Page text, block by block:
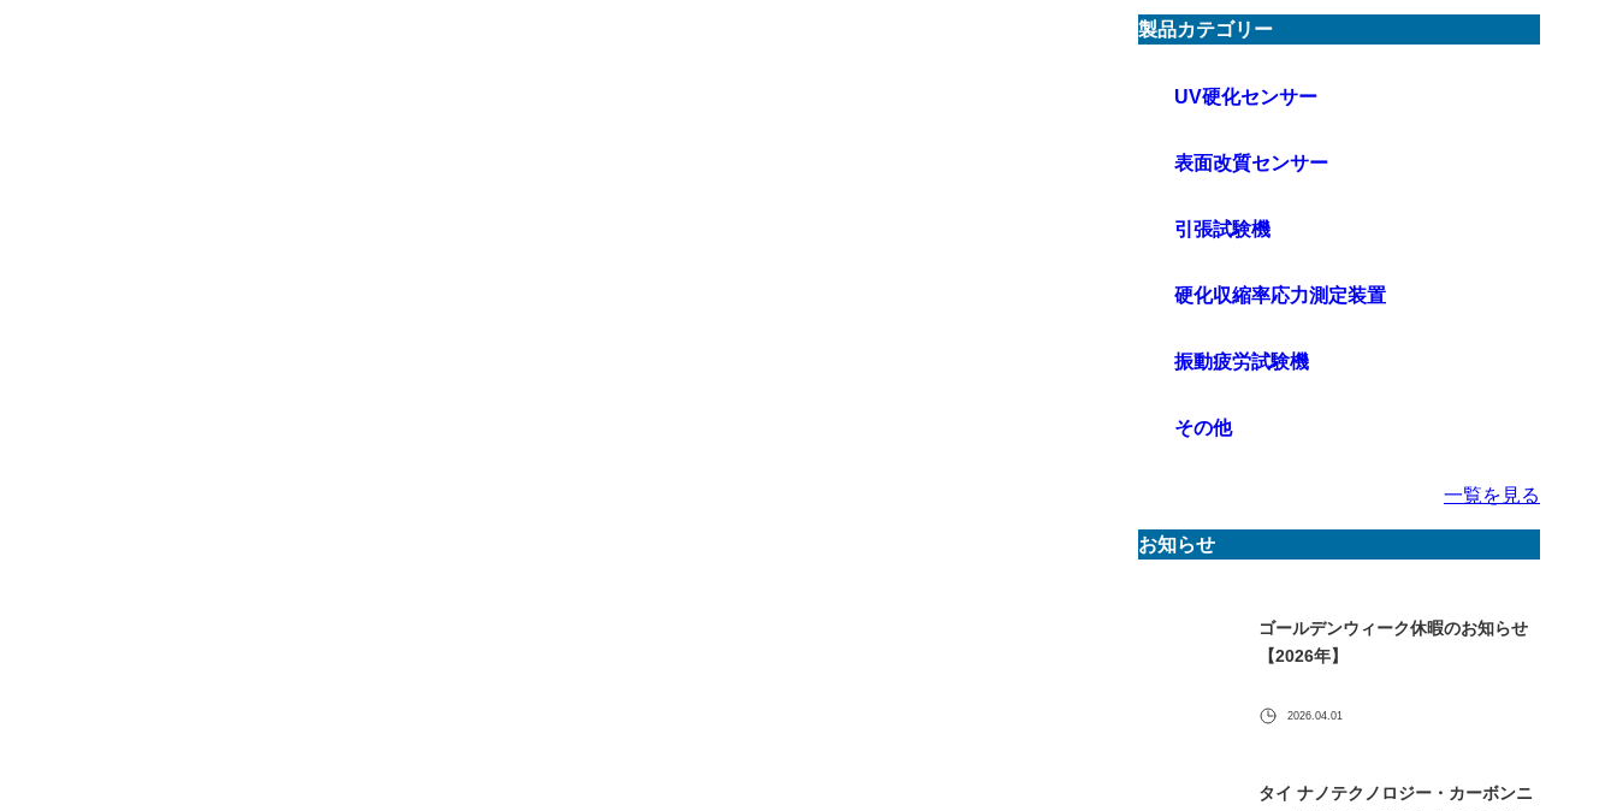
製品カテゴリー
UV硬化センサー
表面改質センサー
引張試験機
硬化収縮率応力測定装置
振動疲労試験機
その他
一覧を見る
お知らせ
ゴールデンウィーク休暇のお知らせ
【2026年】
2026.04.01
タイ ナノテクノロジー・カーボンニ